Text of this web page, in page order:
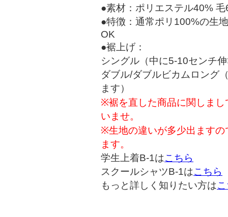
●素材：ポリエステル40%
●特徴：通常ポリ100%の生
OK
●裾上げ：
シングル（中に5-10センチ
ダブル/ダブルビカムロング
ます）
※裾を直した商品に関しま
いませ。
※生地の違いが多少出ます
ます。
学生上着B-1はこちら
スクールシャツB-1はこちら
もっと詳しく知りたい方は